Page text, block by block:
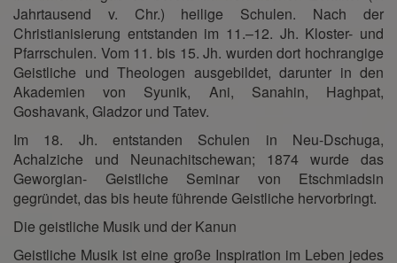
Jahrtausend v. Chr.) heilige Schulen. Nach der
Christianisierung entstanden im 11.–12. Jh. Kloster- und
Pfarrschulen. Vom 11. bis 15. Jh. wurden dort hochrangige
Geistliche und Theologen ausgebildet, darunter in den
Akademien von Syunik, Ani, Sanahin, Haghpat,
Goshavank, Gladzor und Tatev.
Im 18. Jh. entstanden Schulen in Neu-Dschuga,
Achalziche und Neunachitschewan; 1874 wurde das
Geworgian- Geistliche Seminar von Etschmiadsin
gegründet, das bis heute führende Geistliche hervorbringt.
Die geistliche Musik und der Kanun
Geistliche Musik ist eine große Inspiration im Leben jedes